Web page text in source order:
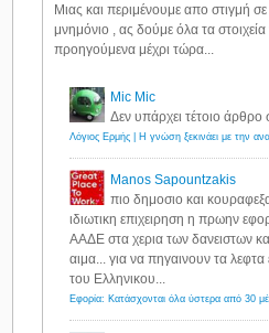
Μιας και περιμένουμε απο στιγμή
μνημόνιο , ας δούμε όλα τα στοιχεία
προηγούμενα μέχρι τώρα...
Mic Mic
Δεν υπάρχει τέτοιο
Manos Sapountzakis
πιο δημοσιο και
ιδιωτικη επιχειρηση η πρωην
ΑΑΔΕ στα χερια των δανειστων
αιμα... για να πηγαινουν τα λεφτα
του Ελληνικου...